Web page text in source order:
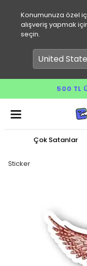
Konumunuza özel
alışveriş yapmak
seçin.
500 TL
Çok Satanlar
Sticker